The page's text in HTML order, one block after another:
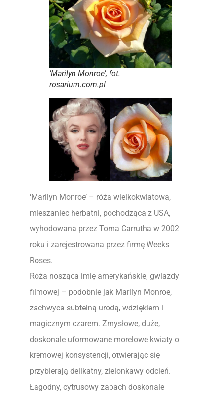
’Marilyn Monroe’, fot.
rosarium.com.pl
‘Marilyn Monroe’ – róża wielkokwiatowa,
mieszaniec herbatni, pochodząca z USA,
wyhodowana przez Toma Carrutha w 2002
roku i zarejestrowana przez firmę Weeks
Roses.
Róża nosząca imię amerykańskiej gwiazdy
filmowej – podobnie jak Marilyn Monroe,
zachwyca subtelną urodą, wdziękiem i
magicznym czarem. Zmysłowe, duże,
doskonale uformowane morelowe kwiaty o
kremowej konsystencji, otwierając się
przybierają delikatny, zielonkawy odcień.
Łagodny, cytrusowy zapach doskonale